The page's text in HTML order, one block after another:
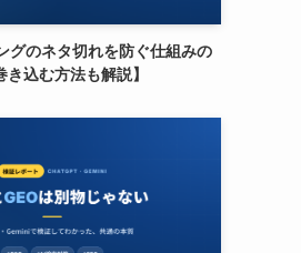
グのネタ切れを防ぐ仕組みの
込む方法も解説】